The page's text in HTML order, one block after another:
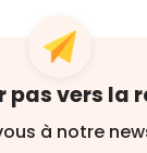
pas vers la
à notre